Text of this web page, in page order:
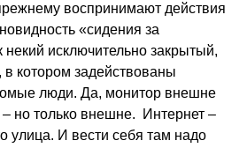
воспринимают действия
«сидения за
исключительно закрытый,
котором задействованы
люди. Да, монитор внешне
но только внешне. Интернет –
улица. И вести себя там надо